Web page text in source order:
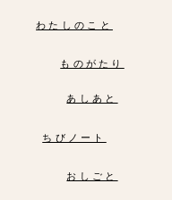
わたしのこと
ものがたり
あしあと
ちびノート
おしごと